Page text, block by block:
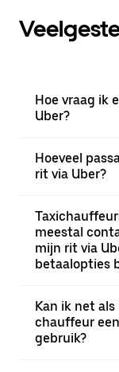
Hoe vraag ik
Uber?
Hoeveel
rit via Uber?
meestal
mijn rit via
betaalopties
Kan ik net
chauffeur
gebruik?